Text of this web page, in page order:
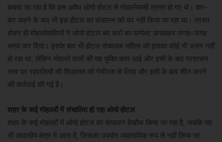
बताया जा रहा है कि इस अवैध ओयो होटल से मोहल्लेवासी त्रस्त हो गए थे। बार-
बार कहने के बाद भी इस होटल का संचालन को बंद नहीं किया जा रहा था। त्रस्त
होकर ही मोहल्लेवासियों ने ओयो होटल बंद करो का पाम्पेल्ट छपवाकर जगह-जगह
चस्पा कर दिया। इसके बाद भी होटल संचालक महिला को इसका कोई भी असर नहीं
हो रहा था, लेकिन मोहल्ले वालों की यह युक्ति काम आई और इसी के बाद प्रशासन
स्तर पर रहवासियों की शिकायत को गंभीरता से लिया और इसी के बाद सील करने
की कार्रवाई की गई है।
शहर के कई मोहल्लों में संचालित हो रहा ओयो होटल
शहर के कई मोहल्लों में ओयो होटल का संचालन बेखौफ किया जा रहा है, जबकि यह
भी आवासीय क्षेत्र में आता है, जिसका उपयोग व्यवसायिक रूप से नहीं किया जा